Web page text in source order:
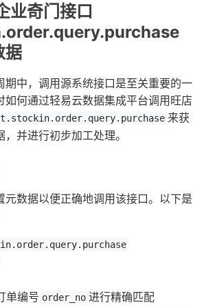
业奇门接口
据
期中，调用源系统接口是至关重要的一
如何通过轻易云数据集成平台调用旺店
来获
并进行初步加工处理。
元数据以便正确地调用该接口。以下是
单编号 order_no 进行精确匹配